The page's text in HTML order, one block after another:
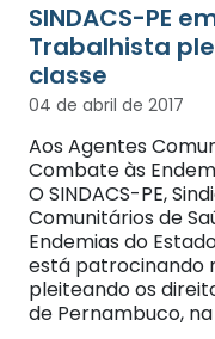
SINDACS-PE
Trabalhista
classe
04 de abril de 2017
Aos Agentes
Combate às
O SINDACS-PE,
Comunitários de
Endemias do
está patrocinando
pleiteando os
de Pernambuco,